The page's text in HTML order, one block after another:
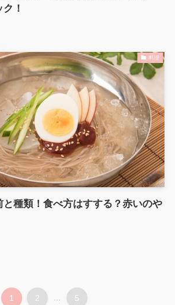
！
料理
種類！食べ方はすする？赤いのや
1 2 ... 5